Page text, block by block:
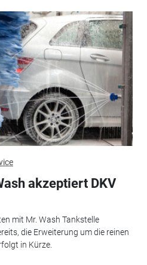
akzeptiert DKV
mit Mr. Wash Tankstelle
die Erweiterung um die reinen
in Kürze.